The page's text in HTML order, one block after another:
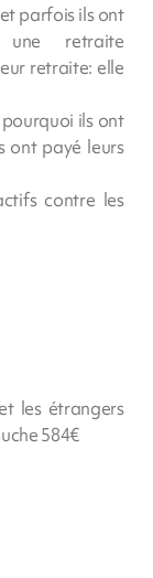
parfois ils ont
retraite
retraite: elle
ils ont
ont payé leurs
contre les
les étrangers
584€